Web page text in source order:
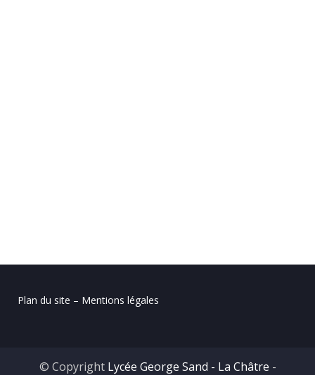
Plan du site – Mentions légales
© Copyright Lycée George Sand - La Châtre -